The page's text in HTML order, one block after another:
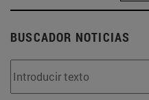
BUSCADOR NOTICIAS